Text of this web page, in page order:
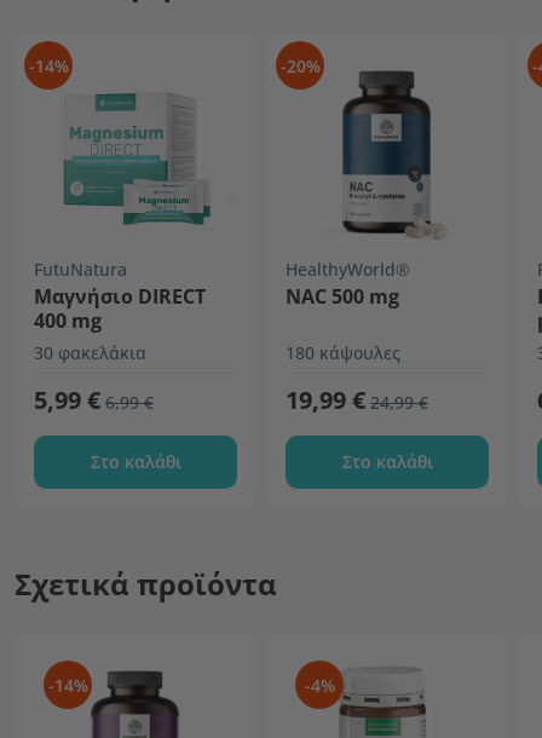
-14%
FutuNatura
Μαγνήσιο DIRECT
400 mg
30 φακελάκια
5,99 € 6,99 €
Στο καλάθι
-20%
HealthyWorld®
NAC 500 mg
180 κάψουλες
19,99 € 24,99 €
Στο καλάθι
-
Σχετικά προϊόντα
-14% -4%